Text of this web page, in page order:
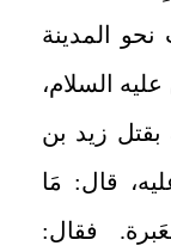
المدينة
السلام،
زيد بن
قال: مَا
فقال: